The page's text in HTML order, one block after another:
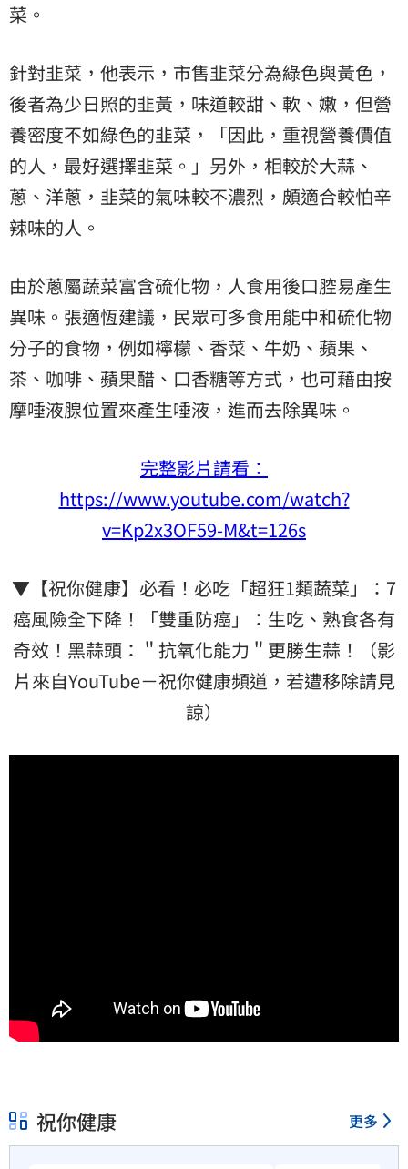
菜。
針對韭菜，他表示，市售韭菜分為綠色與黃色，
後者為少日照的韭黃，味道較甜、軟、嫩，但營
養密度不如綠色的韭菜，「因此，重視營養價值
的人，最好選擇韭菜。」另外，相較於大蒜、
蔥、洋蔥，韭菜的氣味較不濃烈，頗適合較怕辛
辣味的人。
由於蔥屬蔬菜富含硫化物，人食用後口腔易產生
異味。張適恆建議，民眾可多食用能中和硫化物
分子的食物，例如檸檬、香菜、牛奶、蘋果、
茶、咖啡、蘋果醋、口香糖等方式，也可藉由按
摩唾液腺位置來產生唾液，進而去除異味。
完整影片請看：
https://www.youtube.com/watch?
v=Kp2x3OF59-M&t=126s
▼【祝你健康】必看！必吃「超狂1類蔬菜」：7
癌風險全下降！「雙重防癌」：生吃、熟食各有
奇效！黑蒜頭：＂抗氧化能力＂更勝生蒜！（影
片來自YouTube－祝你健康頻道，若遭移除請見
諒）
祝你健康 更多